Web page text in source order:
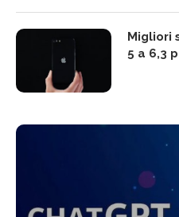
Migliori
5 a 6,3